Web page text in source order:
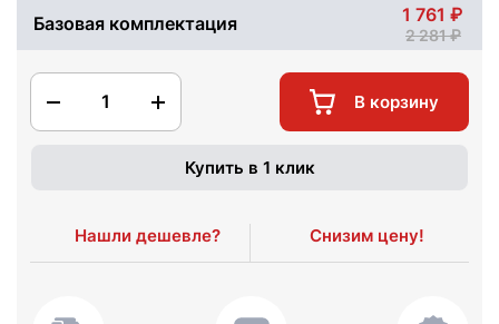
Базовая комплектация 1 761
2 281
1 В корзину
Купить в 1 клик
Нашли дешевле? Снизим цену!